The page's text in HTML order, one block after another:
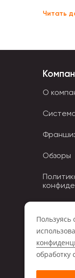
Мы
Читать
О
Обзоры
Пользуясь
обработку